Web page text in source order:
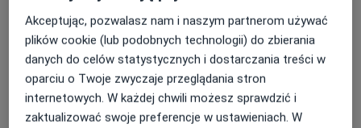
Konsultacja psychologiczna
170 zł Szczegóły Umów wizytę
Konsultacja psychologiczna online
170 zł Szczegóły Umów wizytę
Akceptując, pozwalasz nam i naszym partnerom używać
plików cookie (lub podobnych technologii) do zbierania
danych do celów statystycznych i dostarczania treści w
oparciu o Twoje zwyczaje przeglądania stron
internetowych. W każdej chwili możesz sprawdzić i
zaktualizować swoje preferencje w ustawieniach. W